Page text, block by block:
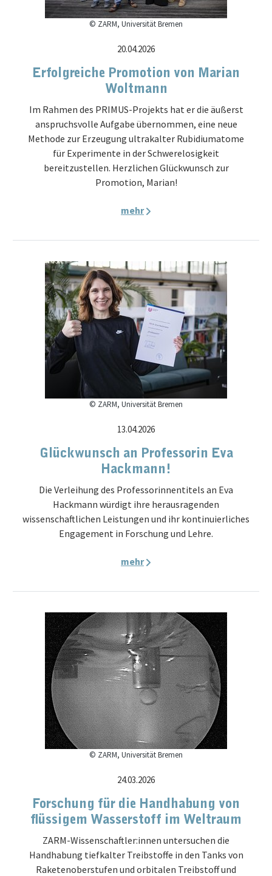
© ZARM, Universität Bremen
20.04.2026
Erfolgreiche Promotion von Marian
Woltmann
Im Rahmen des PRIMUS-Projekts hat er die äußerst
anspruchsvolle Aufgabe übernommen, eine neue
Methode zur Erzeugung ultrakalter Rubidiumatome
für Experimente in der Schwerelosigkeit
bereitzustellen. Herzlichen Glückwunsch zur
Promotion, Marian!
mehr
© ZARM, Universität Bremen
13.04.2026
Glückwunsch an Professorin Eva
Hackmann!
Die Verleihung des Professorinnentitels an Eva
Hackmann würdigt ihre herausragenden
wissenschaftlichen Leistungen und ihr kontinuierliches
Engagement in Forschung und Lehre.
mehr
© ZARM, Universität Bremen
24.03.2026
Forschung für die Handhabung von
flüssigem Wasserstoff im Weltraum
ZARM-Wissenschaftler:innen untersuchen die
Handhabung tiefkalter Treibstoffe in den Tanks von
Raketenoberstufen und orbitalen Treibstoff und